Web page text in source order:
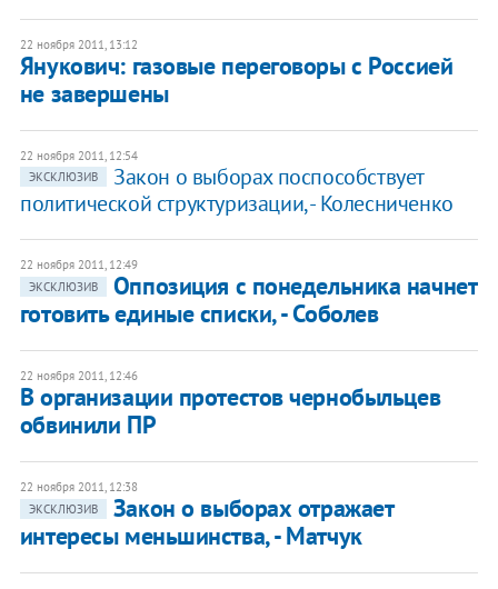
22 ноября 2011, 13:12
Янукович: газовые переговоры с Россией
не завершены
22 ноября 2011, 12:54
ЭКСКЛЮЗИВ
Закон о выборах поспособствует
политической структуризации, - Колесниченко
22 ноября 2011, 12:49
ЭКСКЛЮЗИВ
Оппозиция с понедельника начнет
готовить единые списки, - Соболев
22 ноября 2011, 12:46
В организации протестов чернобыльцев
обвинили ПР
22 ноября 2011, 12:38
ЭКСКЛЮЗИВ
Закон о выборах отражает
интересы меньшинства, - Матчук